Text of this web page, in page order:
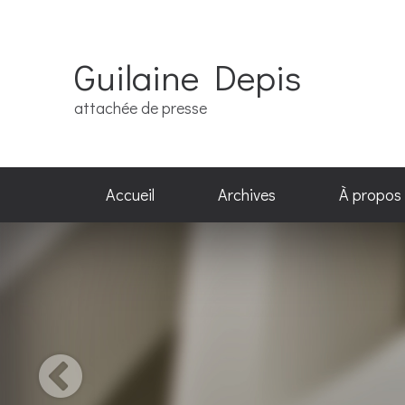
Guilaine Depis
attachée de presse
Accueil Archives À propos